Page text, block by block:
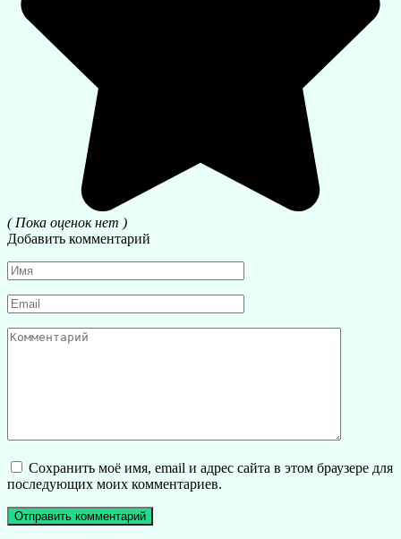
( Пока оценок нет )
Добавить комментарий
Имя
*
Email
*
Комментарий
Сохранить моё имя, email и адрес сайта в этом браузере для
последующих моих комментариев.